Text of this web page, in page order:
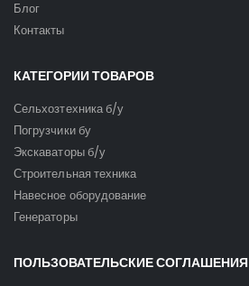
Блог
Контакты
КАТЕГОРИИ ТОВАРОВ
Сельхозтехника б/у
Погрузчики бу
Экскаваторы б/у
Строительная техника
Навесное оборудование
Генераторы
ПОЛЬЗОВАТЕЛЬСКИЕ СОГЛАШЕНИЯ